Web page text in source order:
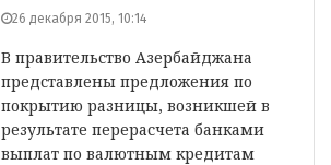
26 декабря 2015, 10:14
В правительство Азербайджана
представлены предложения по
покрытию разницы, возникшей в
результате перерасчета банками
выплат по валютным кредитам